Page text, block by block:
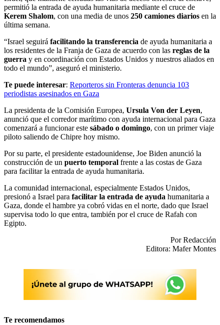
permitió la entrada de ayuda humanitaria mediante el cruce de
Kerem Shalom, con una media de unos 250 camiones diarios en la
última semana.
“Israel seguirá facilitando la transferencia de ayuda humanitaria a
los residentes de la Franja de Gaza de acuerdo con las reglas de la
guerra y en coordinación con Estados Unidos y nuestros aliados en
todo el mundo”, aseguró el ministerio.
Te puede interesar: Reporteros sin Fronteras denuncia 103
periodistas asesinados en Gaza
La presidenta de la Comisión Europea, Ursula Von der Leyen,
anunció que el corredor marítimo con ayuda internacional para Gaza
comenzará a funcionar este sábado o domingo, con un primer viaje
piloto saliendo de Chipre hoy mismo.
Por su parte, el presidente estadounidense, Joe Biden anunció la
construcción de un puerto temporal frente a las costas de Gaza
para facilitar la entrada de ayuda humanitaria.
La comunidad internacional, especialmente Estados Unidos,
presionó a Israel para facilitar la entrada de ayuda humanitaria a
Gaza, donde el hambre ya cobró vidas en el norte, dado que Israel
supervisa todo lo que entra, también por el cruce de Rafah con
Egipto.
Por Redacción
Editora: Mafer Montes
Te recomendamos